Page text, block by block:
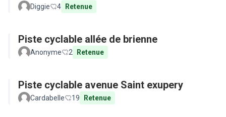
Diggie 4 Retenue
Piste cyclable allée de brienne
Anonyme 2 Retenue
Piste cyclable avenue Saint exupery
Cardabelle 19 Retenue